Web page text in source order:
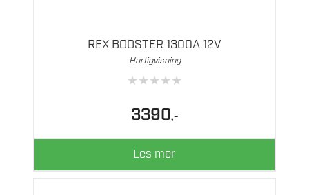
REX BOOSTER 1300A 12V
Hurtigvisning
★★★★★
3390,-
Les mer